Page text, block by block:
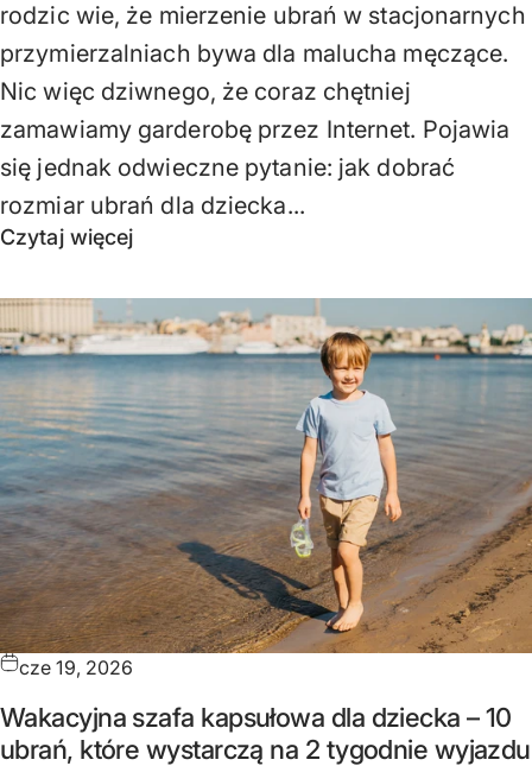
rodzic wie, że mierzenie ubrań w stacjonarnych
przymierzalniach bywa dla malucha męczące.
Nic więc dziwnego, że coraz chętniej
zamawiamy garderobę przez Internet. Pojawia
się jednak odwieczne pytanie: jak dobrać
rozmiar ubrań dla dziecka...
Czytaj więcej
cze 19, 2026
Wakacyjna szafa kapsułowa dla dziecka – 10
ubrań, które wystarczą na 2 tygodnie wyjazdu